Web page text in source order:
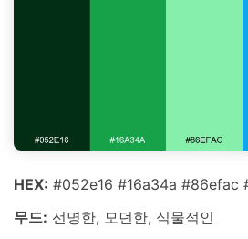
HEX: #052e16 #16a34a #86efac
무드: 선명한, 모던한, 식물적인